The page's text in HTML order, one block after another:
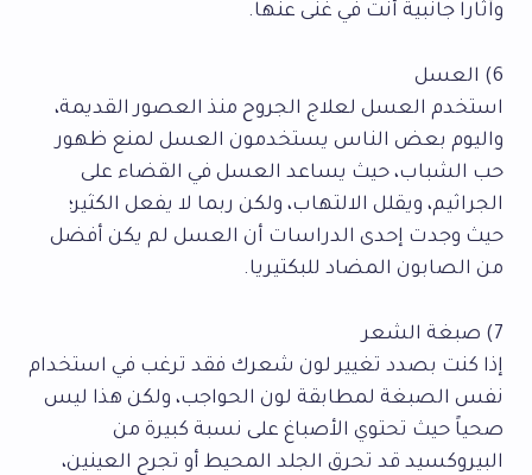
وآثارا جانبية أنت في غنى عنها.
6) العسل
استخدم العسل لعلاج الجروح منذ العصور القديمة،
واليوم بعض الناس يستخدمون العسل لمنع ظهور
حب الشباب، حيث يساعد العسل في القضاء على
الجراثيم، ويقلل الالتهاب، ولكن ربما لا يفعل الكثير؛
حيث وجدت إحدى الدراسات أن العسل لم يكن أفضل
من الصابون المضاد للبكتيريا.
7) صبغة الشعر
إذا كنت بصدد تغيير لون شعرك فقد ترغب في استخدام
نفس الصبغة لمطابقة لون الحواجب، ولكن هذا ليس
صحياً حيث تحتوي الأصباغ على نسبة كبيرة من
البيروكسيد قد تحرق الجلد المحيط أو تجرح العينين،